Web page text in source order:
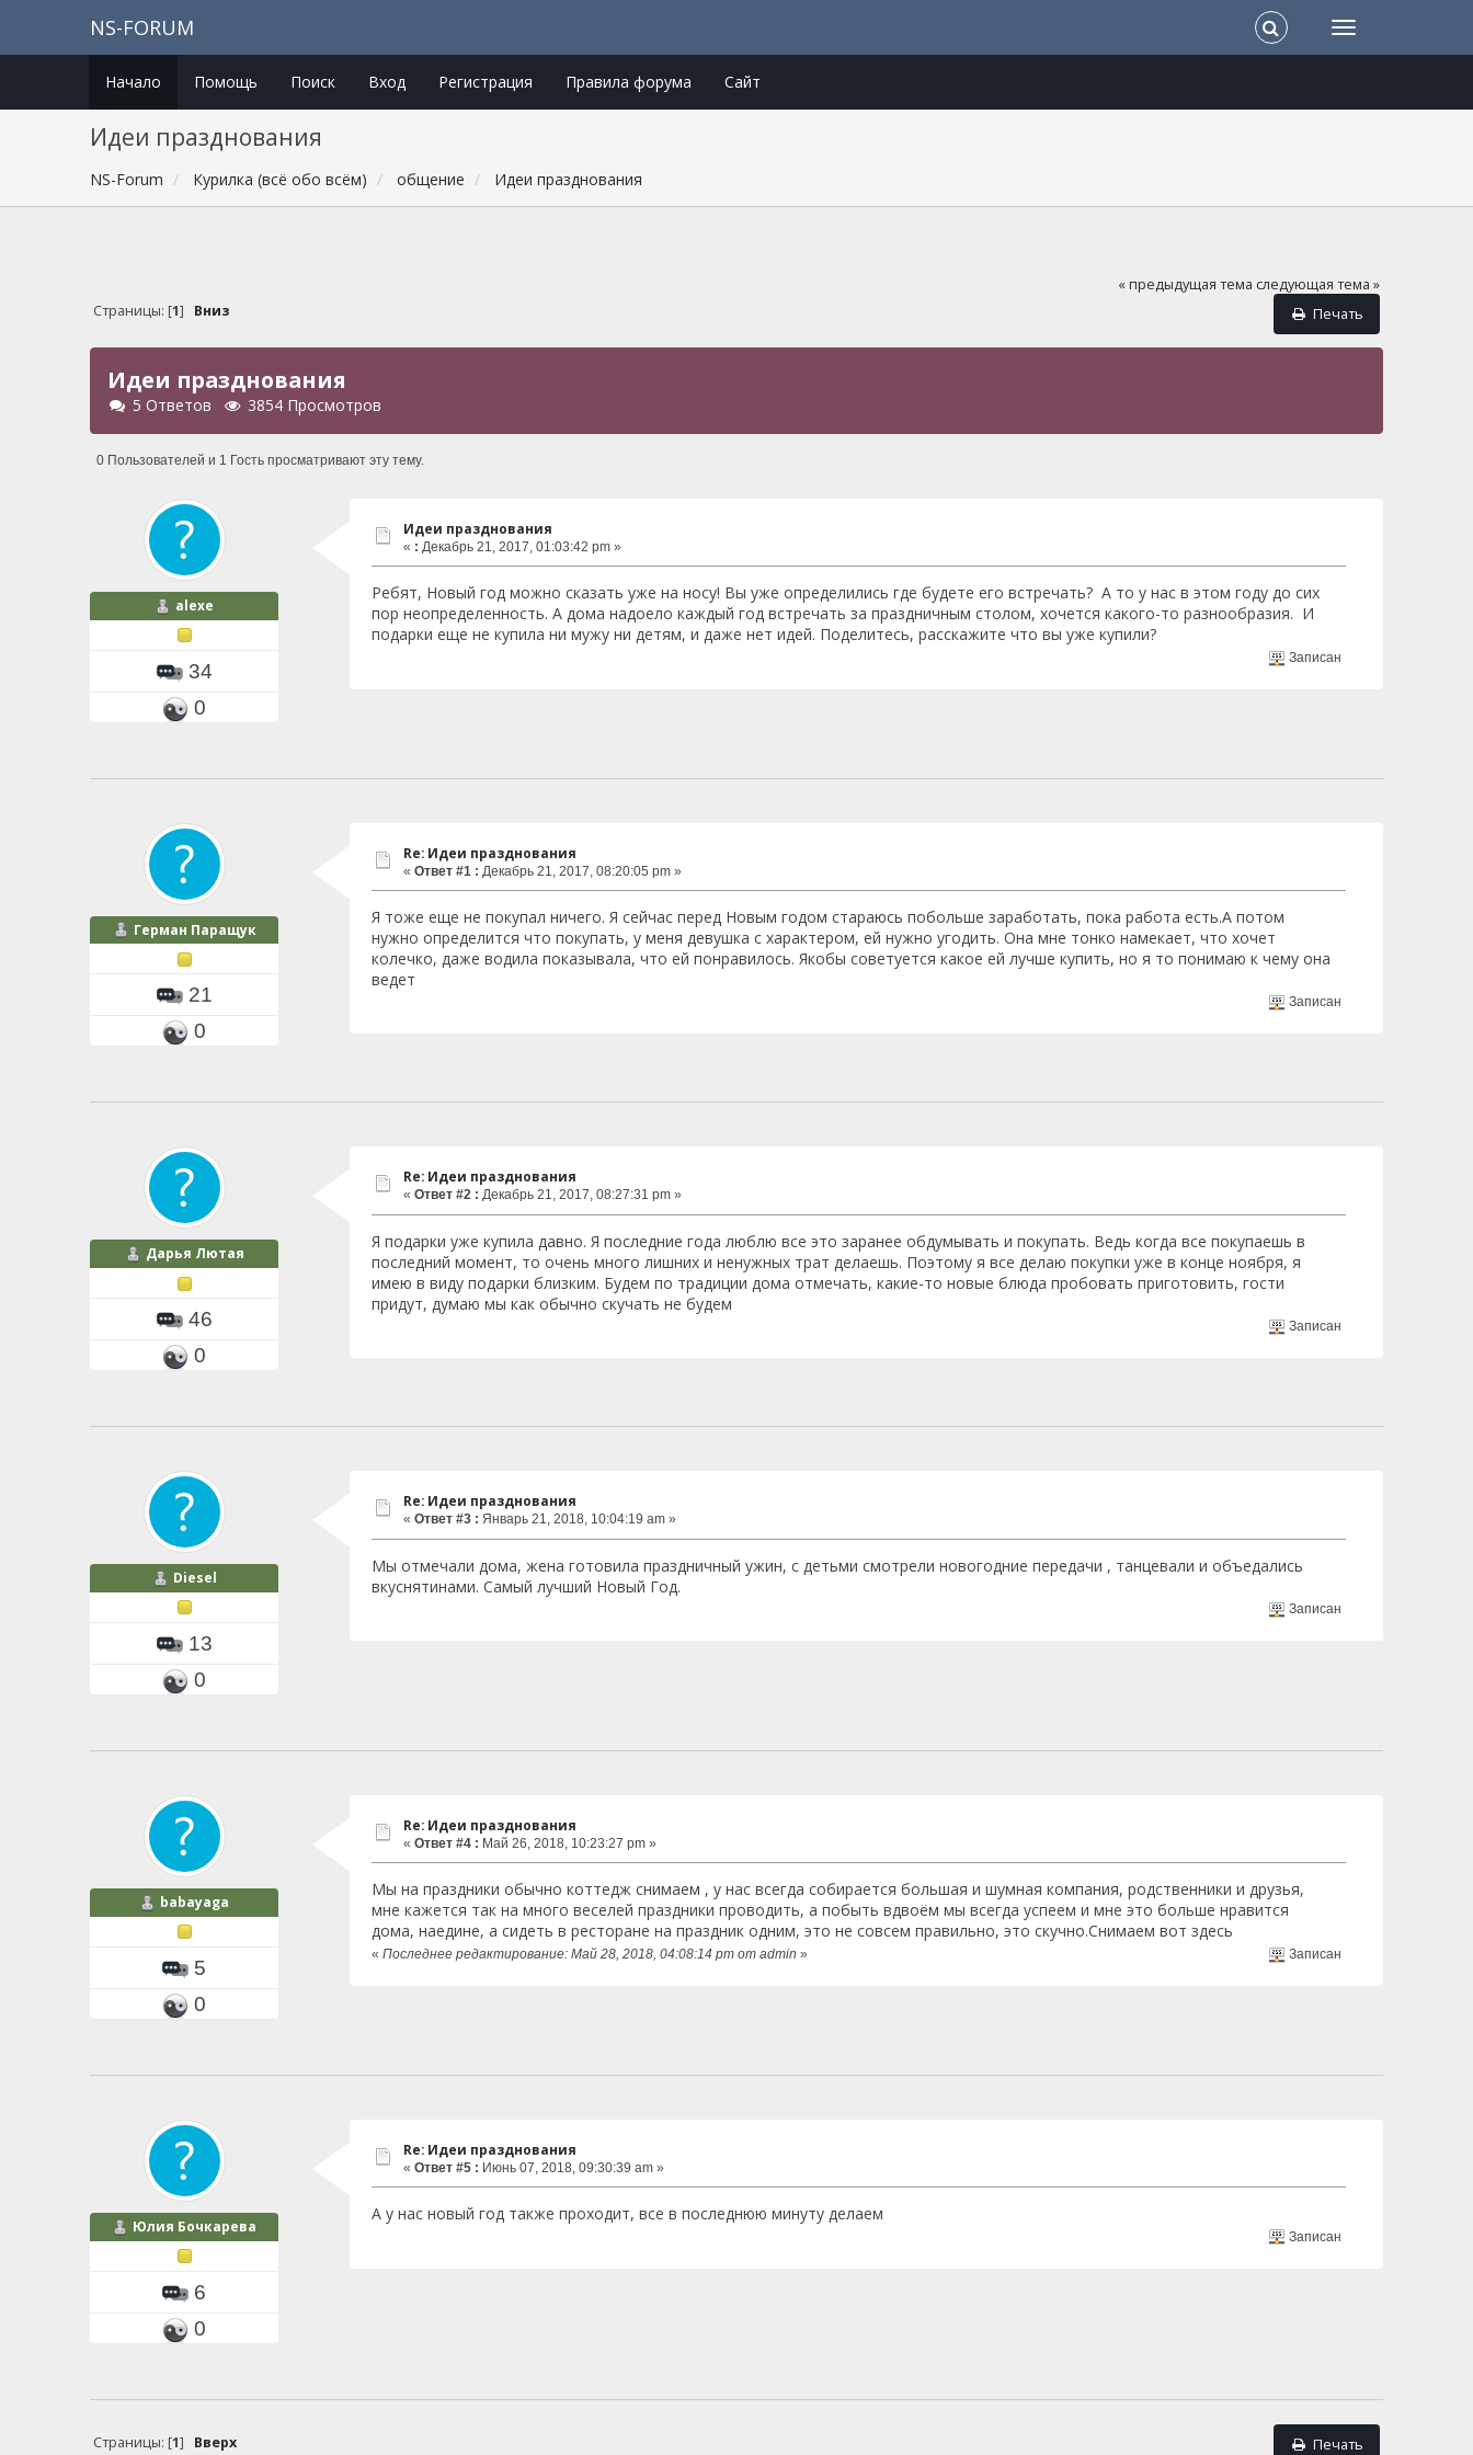
NS-FORUM
Начало Помощь Поиск Вход Регистрация Правила форума Сайт
Идеи празднования
NS-Forum Курилка (всё обо всём) общение Идеи празднования
« предыдущая тема следующая тема »
Печать
Страницы: [1] Вниз
Идеи празднования
5 Ответов 3854 Просмотров
0 Пользователей и 1 Гость просматривают эту тему.
alexe
34
0
Идеи празднования
« : Декабрь 21, 2017, 01:03:42 pm »
Ребят, Новый год можно сказать уже на носу! Вы уже определились где будете его встречать? А то у нас в этом году до сих
пор неопределенность. А дома надоело каждый год встречать за праздничным столом, хочется какого-то разнообразия. И
подарки еще не купила ни мужу ни детям, и даже нет идей. Поделитесь, расскажите что вы уже купили?
Записан
Герман Паращук
21
0
Re: Идеи празднования
« Ответ #1 : Декабрь 21, 2017, 08:20:05 pm »
Я тоже еще не покупал ничего. Я сейчас перед Новым годом стараюсь побольше заработать, пока работа есть.А потом
нужно определится что покупать, у меня девушка с характером, ей нужно угодить. Она мне тонко намекает, что хочет
колечко, даже водила показывала, что ей понравилось. Якобы советуется какое ей лучше купить, но я то понимаю к чему она
ведет
Записан
Дарья Лютая
46
0
Re: Идеи празднования
« Ответ #2 : Декабрь 21, 2017, 08:27:31 pm »
Я подарки уже купила давно. Я последние года люблю все это заранее обдумывать и покупать. Ведь когда все покупаешь в
последний момент, то очень много лишних и ненужных трат делаешь. Поэтому я все делаю покупки уже в конце ноября, я
имею в виду подарки близким. Будем по традиции дома отмечать, какие-то новые блюда пробовать приготовить, гости
придут, думаю мы как обычно скучать не будем
Записан
Diesel
13
0
Re: Идеи празднования
« Ответ #3 : Январь 21, 2018, 10:04:19 am »
Мы отмечали дома, жена готовила праздничный ужин, с детьми смотрели новогодние передачи , танцевали и объедались
вкуснятинами. Самый лучший Новый Год.
Записан
babayaga
5
0
Re: Идеи празднования
« Ответ #4 : Май 26, 2018, 10:23:27 pm »
Мы на праздники обычно коттедж снимаем , у нас всегда собирается большая и шумная компания, родственники и друзья,
мне кажется так на много веселей праздники проводить, а побыть вдвоём мы всегда успеем и мне это больше нравится
дома, наедине, а сидеть в ресторане на праздник одним, это не совсем правильно, это скучно.Снимаем вот здесь
« Последнее редактирование: Май 28, 2018, 04:08:14 pm от admin » Записан
Юлия Бочкарева
6
0
Re: Идеи празднования
« Ответ #5 : Июнь 07, 2018, 09:30:39 am »
А у нас новый год также проходит, все в последнюю минуту делаем
Записан
Печать
Страницы: [1] Вверх